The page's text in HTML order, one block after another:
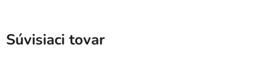
Súvisiaci tovar